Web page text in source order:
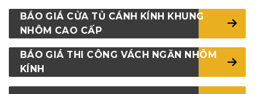
BÁO GIÁ CỬA TỦ CÁNH KÍNH KHUNG
NHÔM CAO CẤP
BÁO GIÁ THI CÔNG VÁCH NGĂN NHÔM
KÍNH